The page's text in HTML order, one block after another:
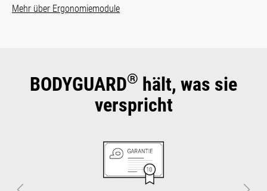
Mehr über Ergonomiemodule
BODYGUARD® hält, was sie
verspricht